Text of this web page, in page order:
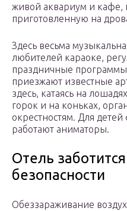
живой аквариум и кафе,
приготовленную на
Здесь весьма
любителей караоке,
праздничные
приезжают известные
здесь, катаясь на
горок и на коньках,
окрестностям. Для
работают аниматоры.
Отель
безопасности
Обеззараживание